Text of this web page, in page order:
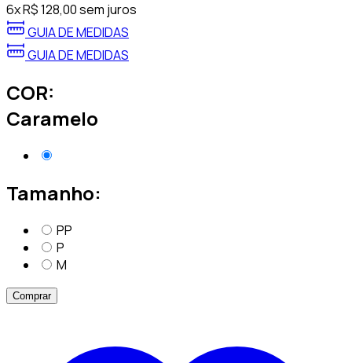
6xR$128,00sem juros
GUIA DE MEDIDAS
GUIA DE MEDIDAS
COR:
Caramelo
Tamanho:
PP
P
M
Comprar